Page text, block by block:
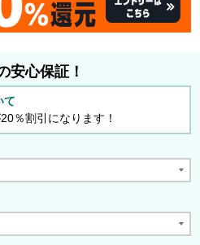
安心保証！
て
％割引になります！